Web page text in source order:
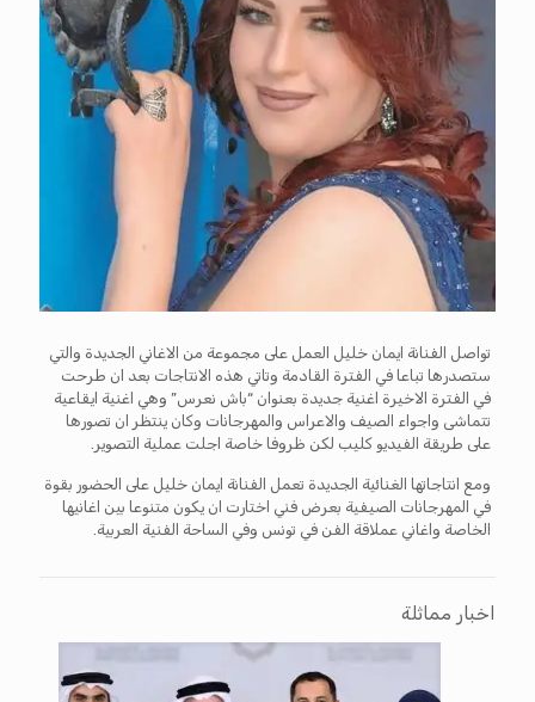
تواصل الفنانة ايمان خليل العمل على مجموعة من الاغاني الجديدة والتي
ستصدرها تباعا في الفترة القادمة وتاتي هذه الانتاجات بعد ان طرحت
في الفترة الاخيرة اغنية جديدة بعنوان “باش نعرس” وهي اغنية ايقاعية
تتماشى واجواء الصيف والاعراس والمهرجانات وكان ينتظر ان تصورها
على طريقة الفيديو كليب لكن ظروفا خاصة اجلت عملية التصوير.
ومع انتاجاتها الغنائية الجديدة تعمل الفنانة ايمان خليل على الحضور بقوة
في المهرجانات الصيفية بعرض فني اختارت ان يكون متنوعا بين اغانيها
الخاصة واغاني عملاقة الفن في تونس وفي الساحة الفنية العربية.
اخبار مماثلة